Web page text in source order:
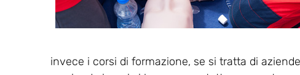
invece i corsi di formazione, se si tratta di